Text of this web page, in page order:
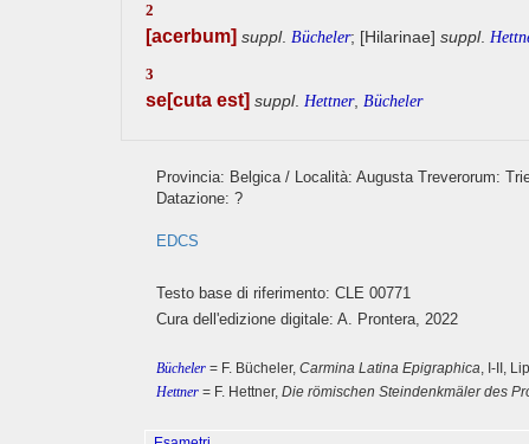
2
[acerbum] suppl. Bücheler; [Hilarinae] suppl.
3
se[cuta est] suppl. Hettner, Bücheler
Provincia: Belgica / Località: Augusta Treverorum:
Datazione: ?
EDCS
Testo base di riferimento: CLE 00771
Cura dell'edizione digitale: A. Prontera, 2022
Bücheler = F. Bücheler, Carmina Latina Epigraphica, I-II,
Hettner = F. Hettner, Die römischen Steindenkmäler des